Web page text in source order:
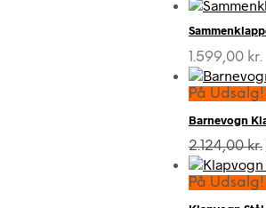
1.599,00 kr.
På Udsalg!
Barnevogn
2.124,00kr.
På Udsalg!